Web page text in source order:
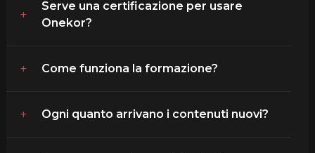
Serve una certificazione per usare
Onekor?
Come funziona la formazione?
Ogni quanto arrivano i contenuti nuovi?